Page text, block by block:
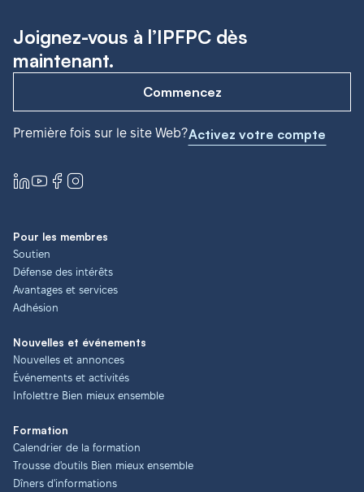
Joignez-vous à l’IPFPC dès
maintenant.
Commencez
Première fois sur le site Web?Activez votre compte
Pour les membres
Soutien
Défense des intérêts
Avantages et services
Adhésion
Nouvelles et événements
Nouvelles et annonces
Événements et activités
Infolettre Bien mieux ensemble
Formation
Calendrier de la formation
Trousse d'outils Bien mieux ensemble
Dîners d'informations